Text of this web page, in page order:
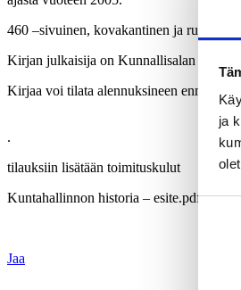
ja
460 –sivuinen, kovakantinen ja
Kirjan julkaisija on Kunnallisalan
Kirjaa voi tilata alennuksineen ennakkoon
.
tilauksiin lisätään toimituskulut
Kuntahallinnon historia – esite.pdf
Jaa